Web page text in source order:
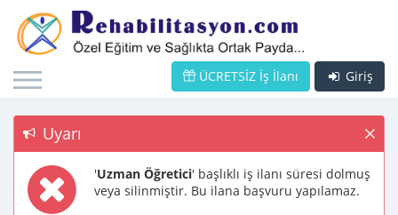
Giriş
ÜCRETSİZ İş İlanı
Uyarı
'Uzman Öğretici' başlıklı iş ilanı süresi dolmuş
veya silinmiştir. Bu ilana başvuru yapılamaz.